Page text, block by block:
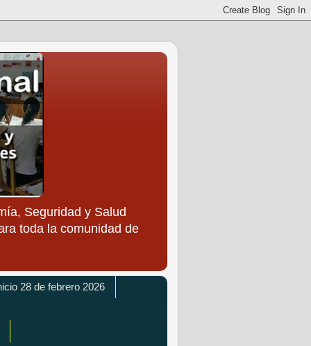
Seguridad y Salud
toda la comunidad de
28 de febrero 2026